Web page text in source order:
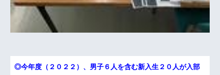
◎今年度（２０２２）、男子６人を含む新入生２０人が入部